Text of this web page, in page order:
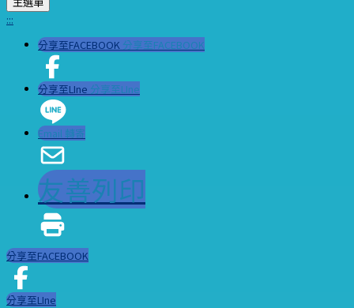
:::
分享至FACEBOOK 分享至FACEBOOK
分享至LIne 分享至LIne
Email 轉寄
友善列印
分享至FACEBOOK
分享至LIne